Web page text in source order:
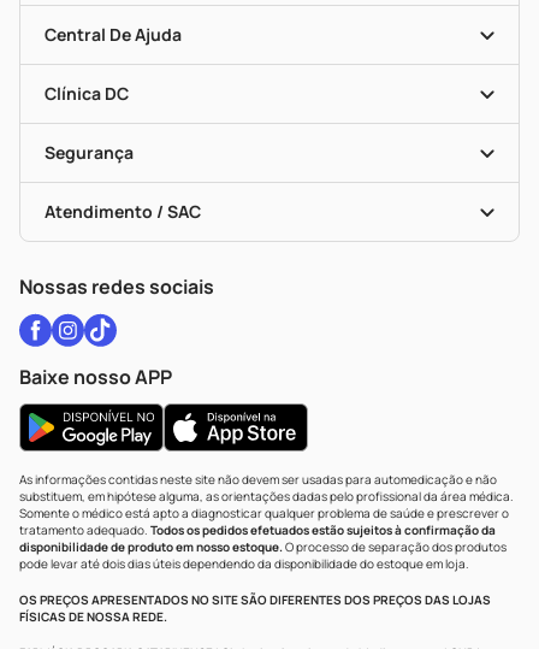
Seja Uma Loja Parceira
Mapa De Categorias
Clube DC
Convênios
Programa Popular Do Brasil
Encarte De Ofertas
Dermaclub
Cupons E Ofertas
Black Friday
Central De Ajuda
Entrega
Recompra Programada
Alomed
Formas De Pagamento
Troca E Devolução
Bulas De A A Z
Políticas De Marketplace
Clínica DC
Vacinas
Serviços Farmacêuticos
Testes Rápidos
Autoteste Covid-19
Vacinas
Segurança
Certificado De Segurança
Portal Da Privacidade
Atendimento / SAC
WhatsApp (47) 9202-1687
Nossas redes sociais
Baixe nosso APP
As informações contidas neste site não devem ser usadas para automedicação e não
substituem, em hipótese alguma, as orientações dadas pelo profissional da área médica.
Somente o médico está apto a diagnosticar qualquer problema de saúde e prescrever o
tratamento adequado. Todos os pedidos efetuados estão sujeitos à confirmação da
disponibilidade de produto em nosso estoque.O processo de separação dos produtos
pode levar até dois dias úteis dependendo da disponibilidade do estoque em loja.
OS PREÇOS APRESENTADOS NO SITE SÃO DIFERENTES DOS PREÇOS DAS LOJAS
FÍSICAS DE NOSSA REDE.